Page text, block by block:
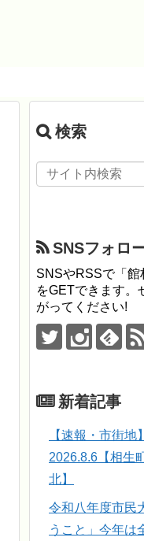
検索
SNSフォロ
SNSやRSSで「館
をGETできます。
がってください!
新着記事
【速報・市街
2026.8.6【相生
北】
令和八年度市民
うこと」今年は